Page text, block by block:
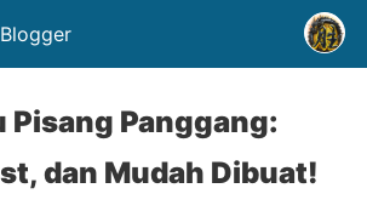
Pisang Panggang:
dan Mudah Dibuat!